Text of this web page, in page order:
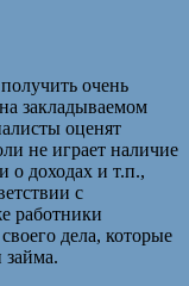
очень
закладываемом
оценят
не играет наличие
о доходах и т.п.,
с
работники
дела, которые